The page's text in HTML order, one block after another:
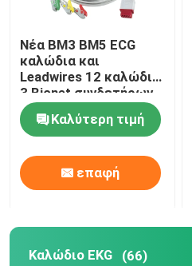
Νέα BM3 BM5 ECG
καλώδια και
Leadwires 12 καλώδιο
3 Bionet συνδετήρων
καρφιτσών ECG
συνδετήρας IEC
Grabber μολύβδου
Καλύτερη τιμή
επαφή
Καλώδιο EKG (66)